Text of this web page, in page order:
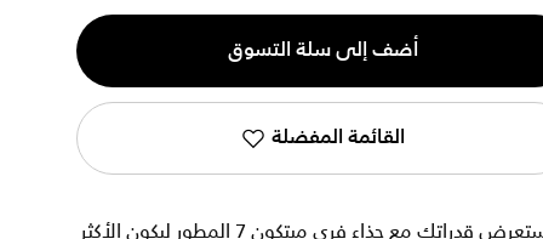
أضف إلى سلة التسوق
القائمة المفضلة
استعرض قدراتك مع حذاء فري ميتكون 7 المطور ليكون الأكثر